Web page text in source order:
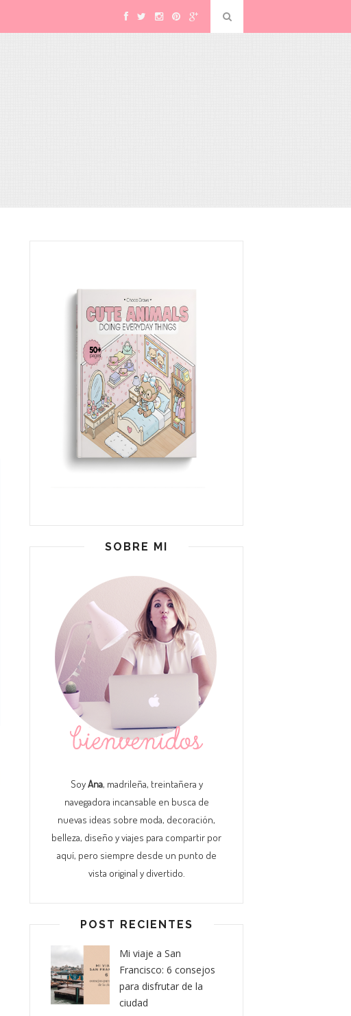
SOBRE MI
SoyAna, madrileña, treintañera y
navegadora incansable en busca de
nuevas ideas sobre moda, decoración,
belleza, diseño y viajes para compartir por
aquí, pero siempre desde un punto de
vista original y divertido.
POST RECIENTES
Mi viaje a San
Francisco: 6 consejos
para disfrutar de la
ciudad